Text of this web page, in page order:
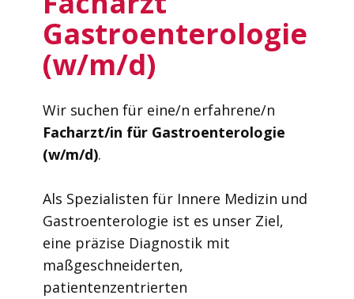
Gastroenterologie
(w/m/d)
Wir suchen für eine/n erfahrene/n
Facharzt/in für Gastroenterologie
(w/m/d).
Als Spezialisten für Innere Medizin und
Gastroenterologie ist es unser Ziel,
eine präzise Diagnostik mit
maßgeschneiderten,
patientenzentrierten